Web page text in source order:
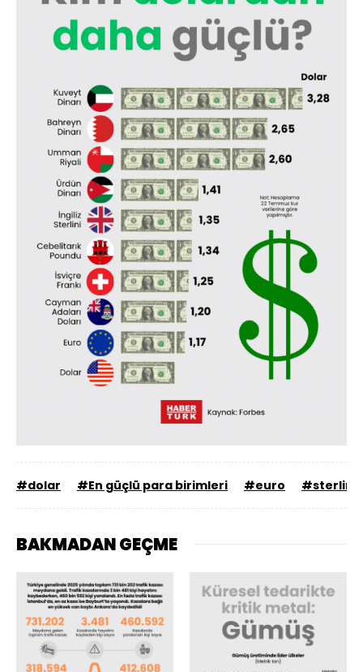
#dolar #En güçlü para birimleri #euro #sterlin
BAKMADAN GEÇME